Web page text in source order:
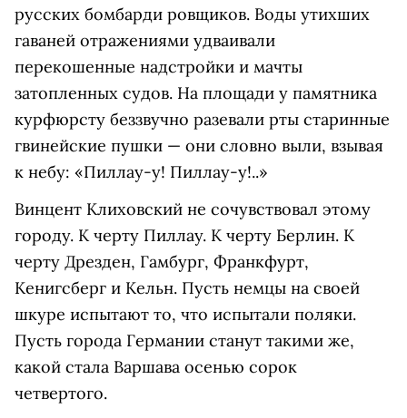
русских бомбарди ровщиков. Воды утихших
гаваней отражениями удваивали
перекошенные надстройки и мачты
затопленных судов. На площади у памятника
курфюрсту беззвучно разевали рты старинные
гвинейские пушки — они словно выли, взывая
к небу: «Пиллау-у! Пиллау-у!..»
Винцент Клиховский не сочувствовал этому
городу. К черту Пиллау. К черту Берлин. К
черту Дрезден, Гамбург, Франкфурт,
Кенигсберг и Кельн. Пусть немцы на своей
шкуре испытают то, что испытали поляки.
Пусть города Германии станут такими же,
какой стала Варшава осенью сорок
четвертого.